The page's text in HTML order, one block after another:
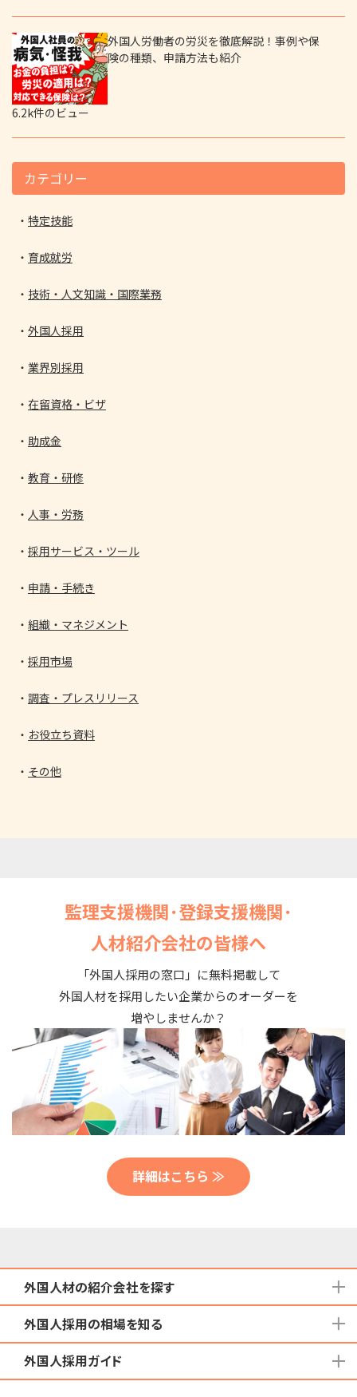
外国人労働者の労災を徹底解説！事例や保
険の種類、申請方法も紹介
6.2k件のビュー
カテゴリー
特定技能
育成就労
技術・人文知識・国際業務
外国人採用
業界別採用
在留資格・ビザ
助成金
教育・研修
人事・労務
採用サービス・ツール
申請・手続き
組織・マネジメント
採用市場
調査・プレスリリース
お役立ち資料
その他
監理支援機関･登録支援機関･
人材紹介会社の皆様へ
「外国人採用の窓口」に無料掲載して
外国人材を採用したい企業からのオーダーを
増やしませんか？
詳細はこちら ≫
外国人材の紹介会社を探す
地域から検索する
国籍から検索する
在留資格から検索する
外国人採用の相場を知る
育成就労外国人の受け入れ相場
外国人採用ガイド